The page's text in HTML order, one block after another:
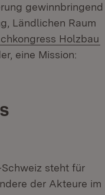
gewinnbringend
Ländlichen Raum
Holzbau
eine Mission:
steht für
neuem Fenster)
der Akteure im